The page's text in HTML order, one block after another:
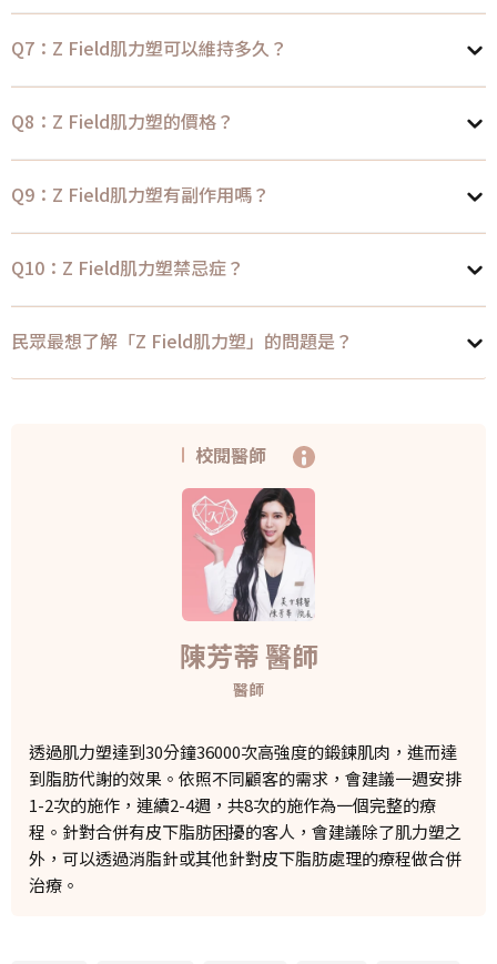
Q7：Z Field肌力塑可以維持多久？
Q8：Z Field肌力塑的價格？
Q9：Z Field肌力塑有副作用嗎？
Q10：Z Field肌力塑禁忌症？
民眾最想了解「Z Field肌力塑」的問題是？
校閱醫師
陳芳蒂 醫師
醫師
透過肌力塑達到30分鐘36000次高強度的鍛鍊肌肉，進而達
到脂肪代謝的效果。依照不同顧客的需求，會建議一週安排
1-2次的施作，連續2-4週，共8次的施作為一個完整的療
程。針對合併有皮下脂肪困擾的客人，會建議除了肌力塑之
外，可以透過消脂針或其他針對皮下脂肪處理的療程做合併
治療。